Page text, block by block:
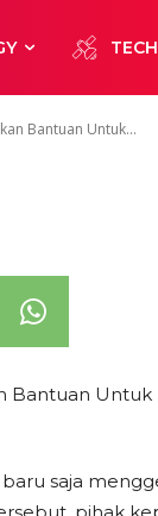
TECH
Bantuan Untuk...
Bantuan
saja